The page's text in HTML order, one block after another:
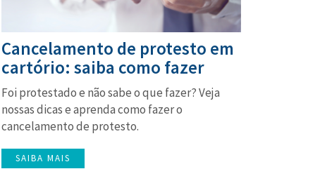
Cancelamento de protesto em
cartório: saiba como fazer
Foi protestado e não sabe o que fazer? Veja
nossas dicas e aprenda como fazer o
cancelamento de protesto.
SAIBA MAIS